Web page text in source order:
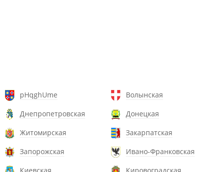
pHqghUme
Волынская
Днепропетровская
Донецкая
Житомирская
Закарпатская
Запорожская
Ивано-Франковская